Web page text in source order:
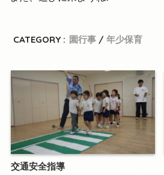
CATEGORY : 園行事 年少保育
交通安全指導